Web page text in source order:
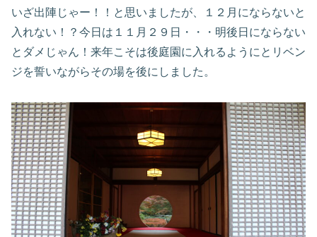
いざ出陣じゃー！！と思いましたが、１２月にならないと
入れない！？今日は１１月２９日・・・明後日にならない
とダメじゃん！来年こそは後庭園に入れるようにとリベン
ジを誓いながらその場を後にしました。